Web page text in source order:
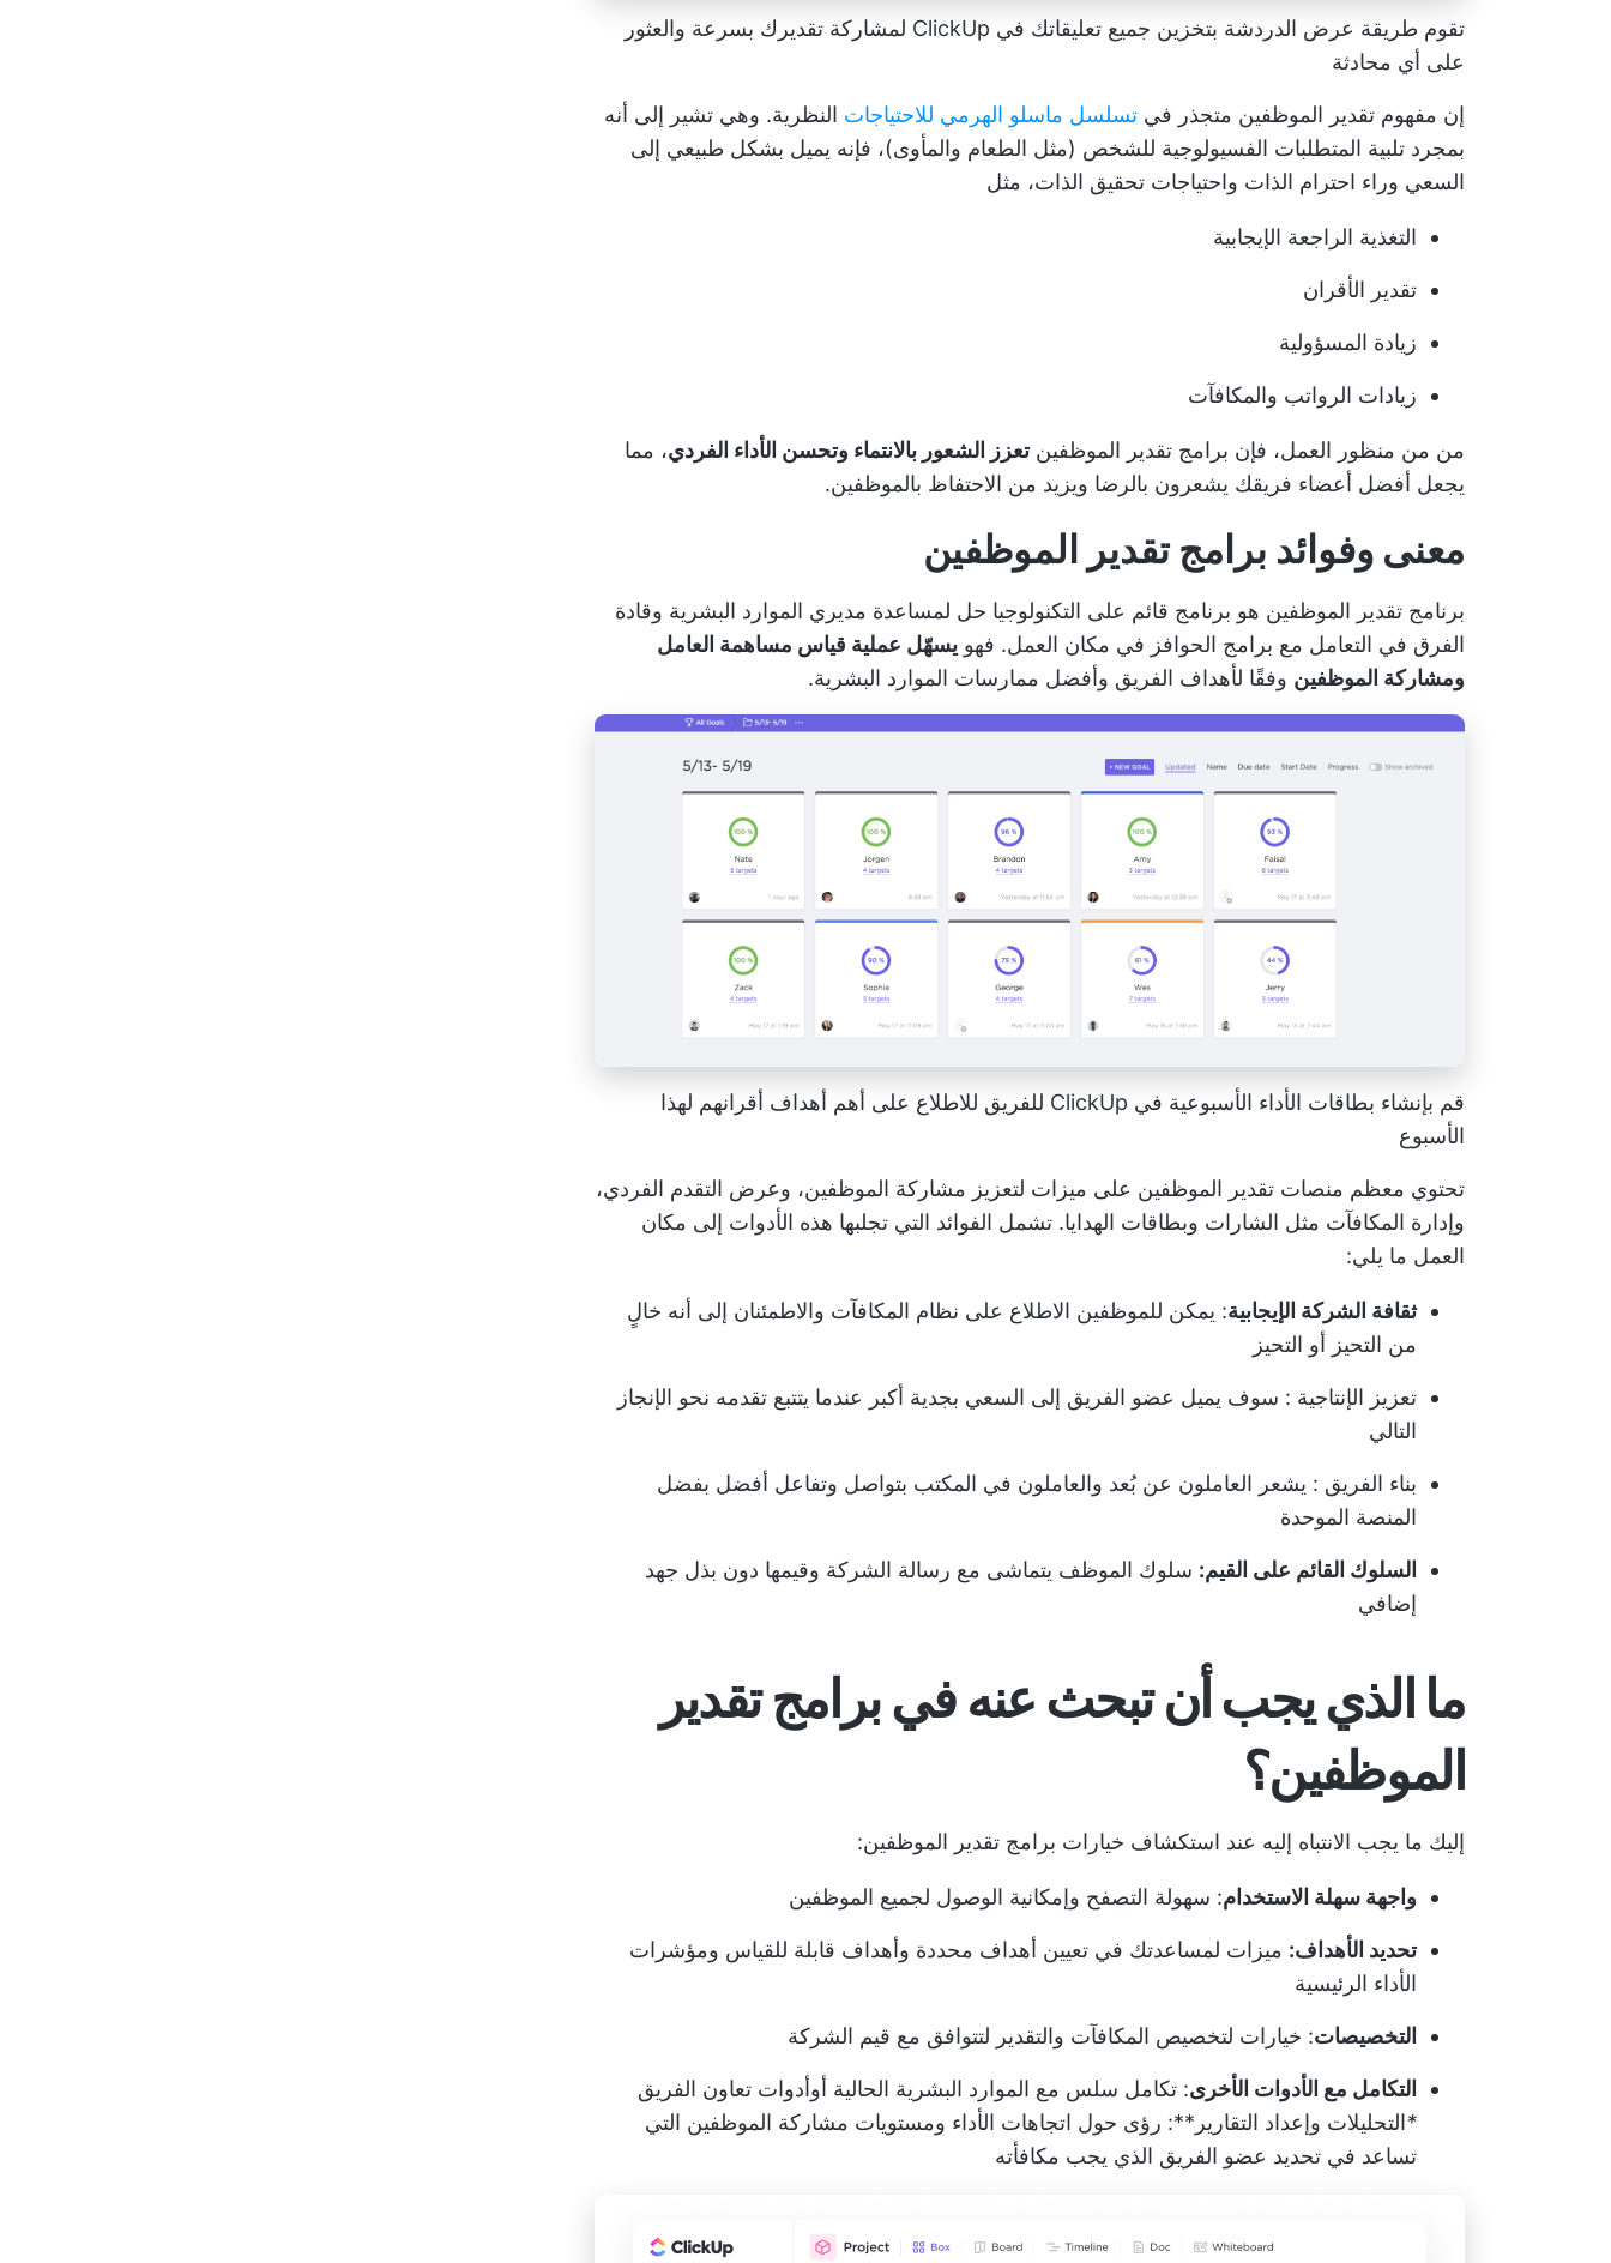
تقوم طريقة عرض الدردشة بتخزين جميع تعليقاتك في ClickUp لمشاركة تقديرك بسرعة والعثور
على أي محادثة
إن مفهوم تقدير الموظفين متجذر في تسلسل ماسلو الهرمي للاحتياجات النظرية. وهي تشير إلى أنه
بمجرد تلبية المتطلبات الفسيولوجية للشخص (مثل الطعام والمأوى)، فإنه يميل بشكل طبيعي إلى
السعي وراء احترام الذات واحتياجات تحقيق الذات، مثل
التغذية الراجعة الإيجابية
تقدير الأقران
زيادة المسؤولية
زيادات الرواتب والمكافآت
من من منظور العمل، فإن برامج تقدير الموظفينتعزز الشعور بالانتماء وتحسن الأداء الفردي، مما
يجعل أفضل أعضاء فريقك يشعرون بالرضا ويزيد من الاحتفاظ بالموظفين.
معنى وفوائد برامج تقدير الموظفين
برنامج تقدير الموظفين هو برنامج قائم على التكنولوجيا حل لمساعدة مديري الموارد البشرية وقادة
الفرق في التعامل مع برامج الحوافز في مكان العمل. فهو يسهّل عملية قياس مساهمة العامل
ومشاركة الموظفين وفقًا لأهداف الفريق وأفضل ممارسات الموارد البشرية.
قم بإنشاء بطاقات الأداء الأسبوعية في ClickUp للفريق للاطلاع على أهم أهداف أقرانهم لهذا
الأسبوع
تحتوي معظم منصات تقدير الموظفين على ميزات لتعزيز مشاركة الموظفين، وعرض التقدم الفردي،
وإدارة المكافآت مثل الشارات وبطاقات الهدايا. تشمل الفوائد التي تجلبها هذه الأدوات إلى مكان
العمل ما يلي:
ثقافة الشركة الإيجابية: يمكن للموظفين الاطلاع على نظام المكافآت والاطمئنان إلى أنه خالٍ
من التحيز أو التحيز
تعزيز الإنتاجية : سوف يميل عضو الفريق إلى السعي بجدية أكبر عندما يتتبع تقدمه نحو الإنجاز
التالي
بناء الفريق : يشعر العاملون عن بُعد والعاملون في المكتب بتواصل وتفاعل أفضل بفضل
المنصة الموحدة
السلوك القائم على القيم: سلوك الموظف يتماشى مع رسالة الشركة وقيمها دون بذل جهد
إضافي
ما الذي يجب أن تبحث عنه في برامج تقدير
الموظفين؟
إليك ما يجب الانتباه إليه عند استكشاف خيارات برامج تقدير الموظفين:
واجهة سهلة الاستخدام: سهولة التصفح وإمكانية الوصول لجميع الموظفين
تحديد الأهداف: ميزات لمساعدتك في تعيين أهداف محددة وأهداف قابلة للقياس ومؤشرات
الأداء الرئيسية
التخصيصات: خيارات لتخصيص المكافآت والتقدير لتتوافق مع قيم الشركة
التكامل مع الأدوات الأخرى: تكامل سلس مع الموارد البشرية الحالية أوأدوات تعاون الفريق
*التحليلات وإعداد التقارير**: رؤى حول اتجاهات الأداء ومستويات مشاركة الموظفين التي
تساعد في تحديد عضو الفريق الذي يجب مكافأته